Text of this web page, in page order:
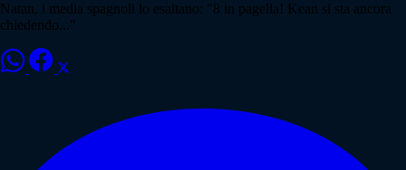
Natan, i media spagnoli lo esaltano: "8 in pagella! Kean si sta ancora
chiedendo..."